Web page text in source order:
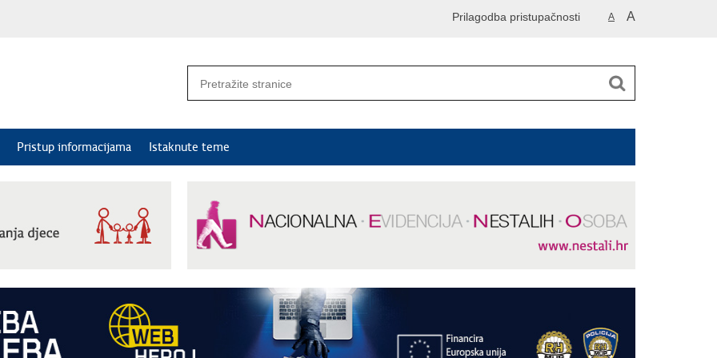
A A
Prilagodba pristupačnosti
Pristup informacijama Istaknute teme